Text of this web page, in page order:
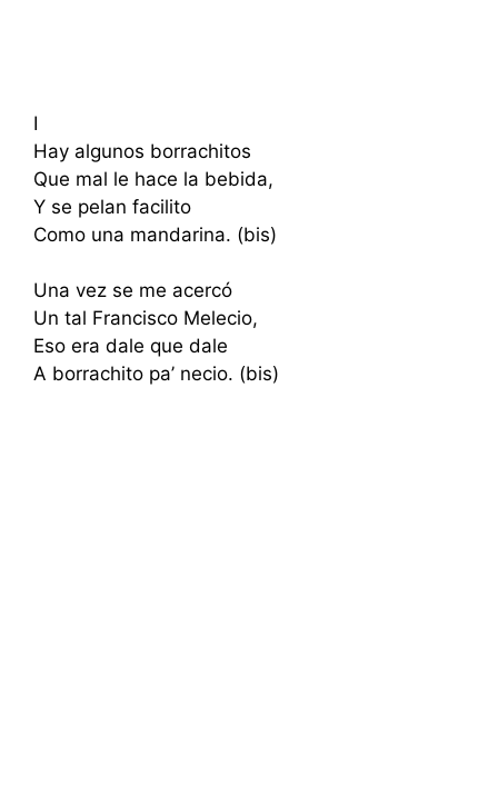
I
Hay algunos borrachitos
Que mal le hace la bebida,
Y se pelan facilito
Como una mandarina. (bis)
Una vez se me acercó
Un tal Francisco Melecio,
Eso era dale que dale
A borrachito pa’ necio. (bis)